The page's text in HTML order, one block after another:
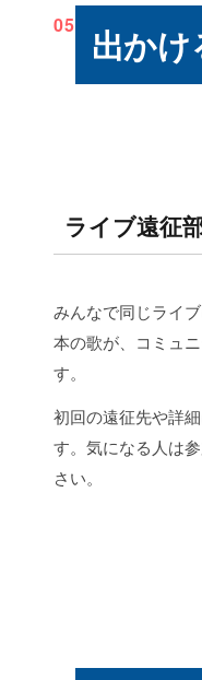
05 出かけ
ライブ遠征
みんなで同じライ
本の歌が、コミュ
す。
初回の遠征先や詳
す。気になる人は
さい。